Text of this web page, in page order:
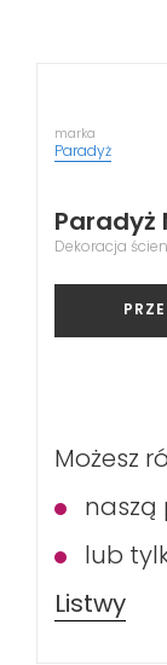
marka
Paradyż
Paradyż
Dekoracja
Możesz
naszą
lub
Listwy